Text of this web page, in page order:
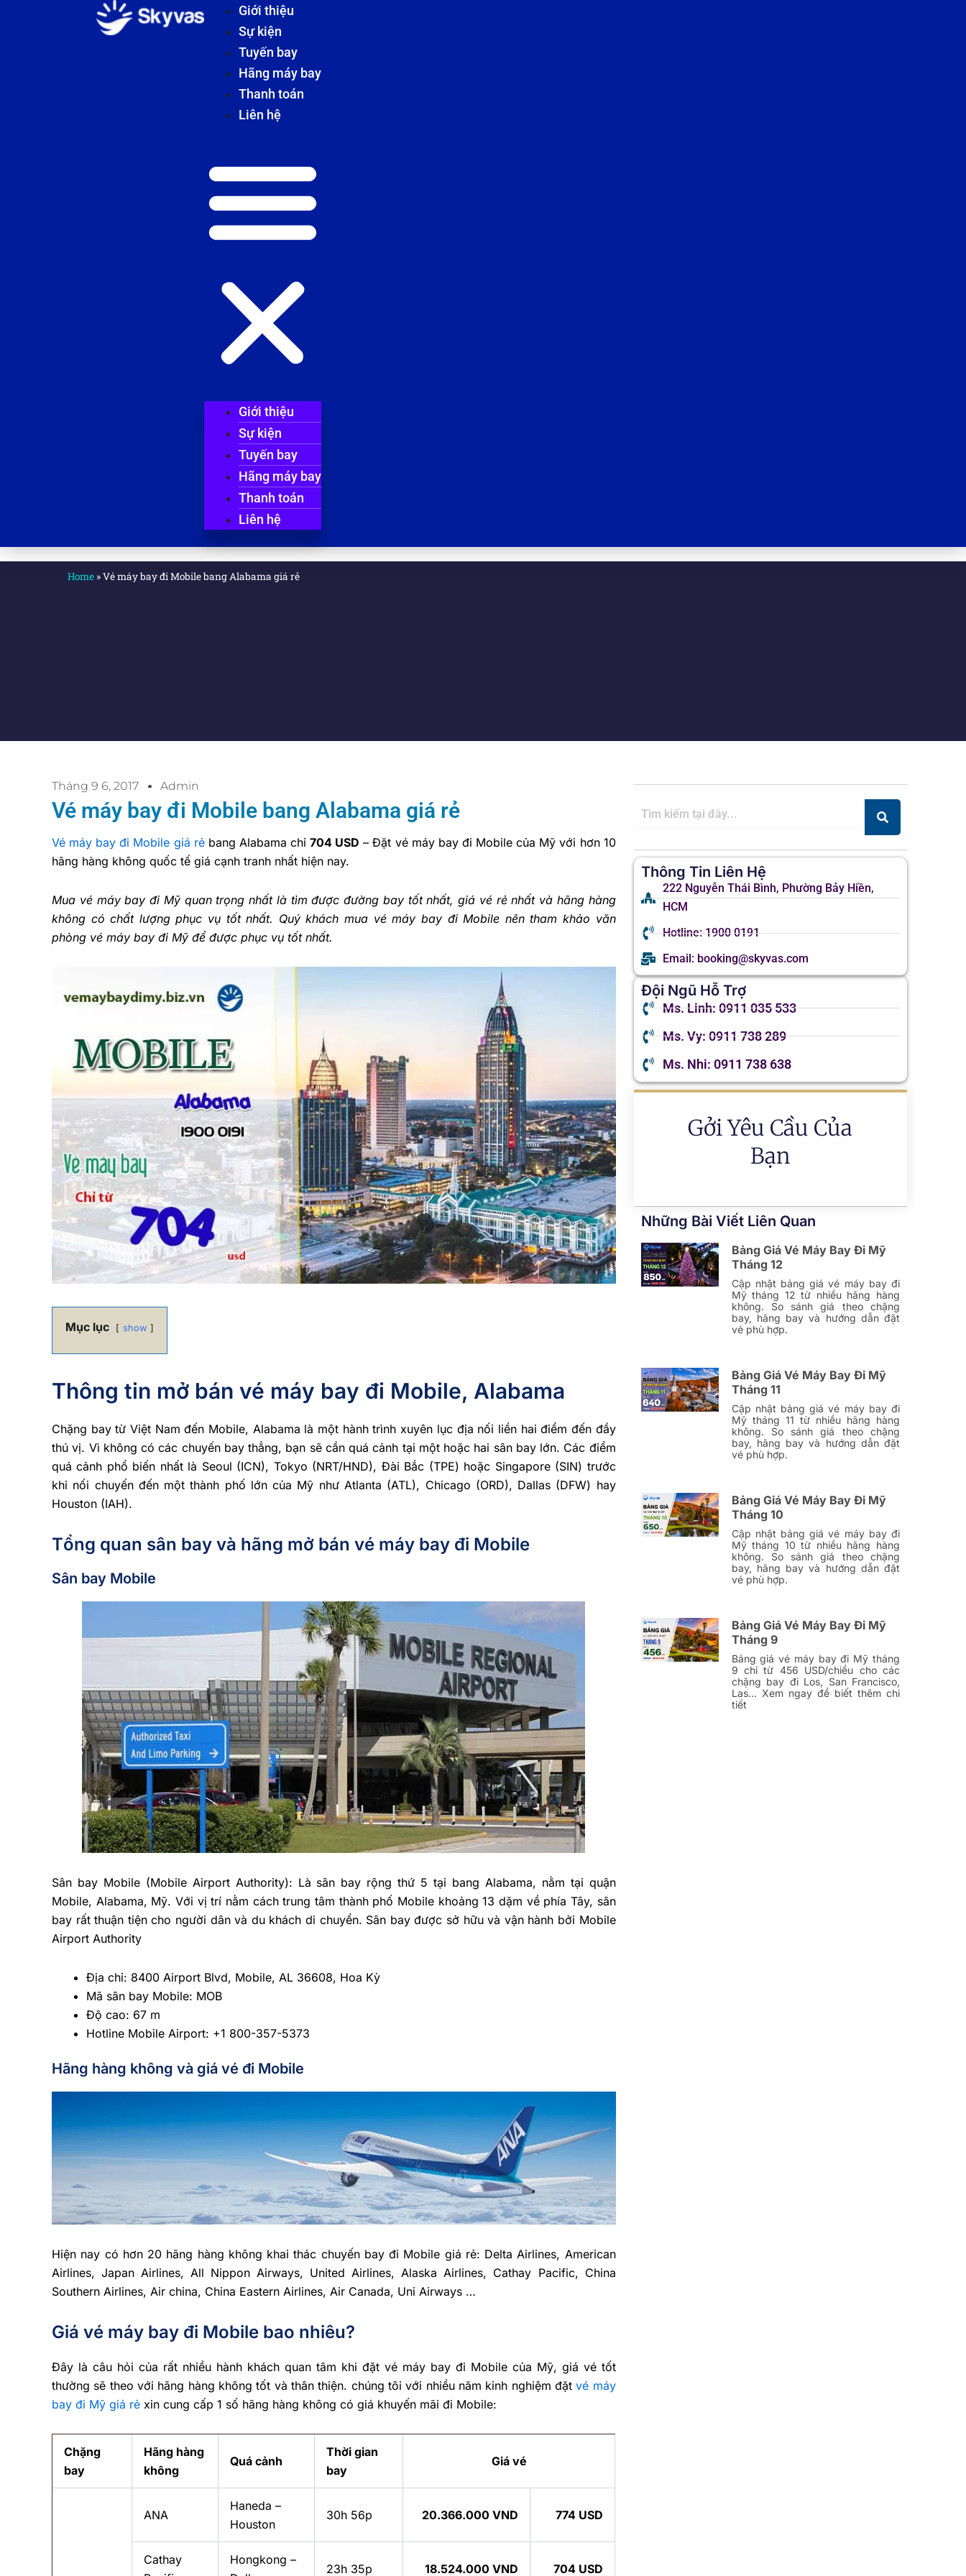
Giới thiệu
Sự kiện
Tuyến bay
Hãng máy bay
Thanh toán
Liên hệ
Giới thiệu
Sự kiện
Tuyến bay
Hãng máy bay
Thanh toán
Liên hệ
Home »Vé máy bay đi Mobile bang Alabama giá rẻ
Tháng 9 6, 2017 Admin
Vé máy bay đi Mobile bang Alabama giá rẻ
Vé máy bay đi Mobile giá rẻbang Alabama chỉ704 USD – Đặt vé máy bay đi Mobile của Mỹ với hơn 10
hãng hàng không quốc tế giá cạnh tranh nhất hiện nay.
Mua vé máy bay đi Mỹ quan trọng nhất là tìm được đường bay tốt nhất, giá vé rẻ nhất và hãng hàng
không có chất lượng phục vụ tốt nhất. Quý khách mua vé máy bay đi Mobile nên tham khảo văn
phòng vé máy bay đi Mỹ để được phục vụ tốt nhất.
Mục lục show
Thông tin mở bán vé máy bay đi Mobile, Alabama
Chặng bay từ Việt Nam đến Mobile, Alabama là một hành trình xuyên lục địa nối liền hai điểm đến đầy
thú vị. Vì không có các chuyến bay thẳng, bạn sẽ cần quá cảnh tại một hoặc hai sân bay lớn. Các điểm
quá cảnh phổ biến nhất là Seoul (ICN), Tokyo (NRT/HND), Đài Bắc (TPE) hoặc Singapore (SIN) trước
khi nối chuyến đến một thành phố lớn của Mỹ như Atlanta (ATL), Chicago (ORD), Dallas (DFW) hay
Houston (IAH).
Tổng quan sân bay và hãng mở bán vé máy bay đi Mobile
Sân bay Mobile
Sân bay Mobile (Mobile Airport Authority): Là sân bay rộng thứ 5 tại bang Alabama, nằm tại quận
Mobile, Alabama, Mỹ. Với vị trí nằm cách trung tâm thành phố Mobile khoảng 13 dặm về phía Tây, sân
bay rất thuận tiện cho người dân và du khách di chuyển. Sân bay được sở hữu và vận hành bởi Mobile
Airport Authority
Địa chỉ: 8400 Airport Blvd, Mobile, AL 36608, Hoa Kỳ
Mã sân bay Mobile: MOB
Độ cao: 67 m
Hotline Mobile Airport: +1 800-357-5373
Hãng hàng không và giá vé đi Mobile
Hiện nay có hơn 20 hãng hàng không khai thác chuyến bay đi Mobile giá rẻ: Delta Airlines, American
Airlines, Japan Airlines, All Nippon Airways, United Airlines, Alaska Airlines, Cathay Pacific, China
Southern Airlines, Air china, China Eastern Airlines, Air Canada, Uni Airways …
Giá vé máy bay đi Mobile bao nhiêu?
Đây là câu hỏi của rất nhiều hành khách quan tâm khi đặt vé máy bay đi Mobile của Mỹ, giá vé tốt
thường sẽ theo với hãng hàng không tốt và thân thiện. chúng tôi với nhiều năm kinh nghiệm đặtvé máy
bay đi Mỹ giá rẻ xin cung cấp 1 số hãng hàng không có giá khuyến mãi đi Mobile:
Chặng
bay
Hãng hàng
không
Quá cảnh
Thời gian
bay
Giá vé
ANA
Haneda –
Houston
30h 56p 20.366.000 VND 774 USD
Cathay
Hongkong –
23h 35p 18.524.000 VND 704 USD
Thông Tin Liên Hệ
222 Nguyễn Thái Bình, Phường Bảy Hiền,
HCM
Hotline: 1900 0191
Email: booking@skyvas.com
Đội Ngũ Hỗ Trợ
Ms. Linh: 0911 035 533
Ms. Vy: 0911 738 289
Ms. Nhi: 0911 738 638
Gởi Yêu Cầu Của
Bạn
Những Bài Viết Liên Quan
Bảng Giá Vé Máy Bay Đi Mỹ
Tháng 12
Cập nhật bảng giá vé máy bay đi
Mỹ tháng 12 từ nhiều hãng hàng
không. So sánh giá theo chặng
bay, hãng bay và hướng dẫn đặt
vé phù hợp.
Bảng Giá Vé Máy Bay Đi Mỹ
Tháng 11
Cập nhật bảng giá vé máy bay đi
Mỹ tháng 11 từ nhiều hãng hàng
không. So sánh giá theo chặng
bay, hãng bay và hướng dẫn đặt
vé phù hợp.
Bảng Giá Vé Máy Bay Đi Mỹ
Tháng 10
Cập nhật bảng giá vé máy bay đi
Mỹ tháng 10 từ nhiều hãng hàng
không. So sánh giá theo chặng
bay, hãng bay và hướng dẫn đặt
vé phù hợp.
Bảng Giá Vé Máy Bay Đi Mỹ
Tháng 9
Bảng giá vé máy bay đi Mỹ tháng
9 chỉ từ 456 USD/chiều cho các
chặng bay đi Los, San Francisco,
Las… Xem ngay để biết thêm chi
tiết